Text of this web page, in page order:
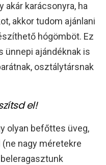
akár karácsonyra, ha
akkor tudom ajánlani
hógömböt. Ez
ünnepi ajándéknak is
osztálytársnak
el!
olyan befőttes üveg,
nagy méretekre